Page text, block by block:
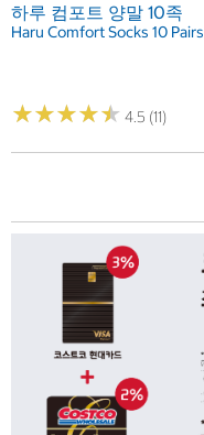
하루 컴포트 양말 10족
Haru Comfort Socks 10 Pairs
★★★★★
★★★★★ 4.5 (11)